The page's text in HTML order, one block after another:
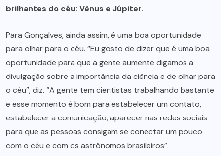
brilhantes do céu: Vênus e Júpiter.
Para Gonçalves, ainda assim, é uma boa oportunidade
para olhar para o céu. “Eu gosto de dizer que é uma boa
oportunidade para que a gente aumente digamos a
divulgação sobre a importância da ciência e de olhar para
o céu”, diz. “A gente tem cientistas trabalhando bastante
e esse momento é bom para estabelecer um contato,
estabelecer a comunicação, aparecer nas redes sociais
para que as pessoas consigam se conectar um pouco
com o céu e com os astrônomos brasileiros”.